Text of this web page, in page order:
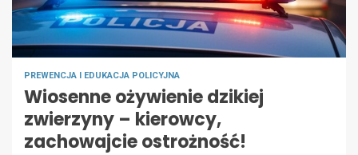
PREWENCJA I EDUKACJA POLICYJNA
Wiosenne ożywienie dzikiej
zwierzyny – kierowcy,
zachowajcie ostrożność!